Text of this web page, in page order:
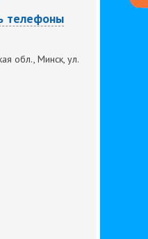
телефоны
обл., Минск, ул.